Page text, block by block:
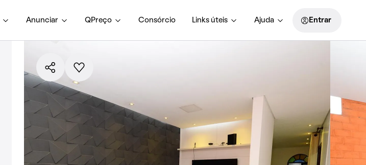
Anunciar QPreço Consórcio Links úteis Ajuda Entrar